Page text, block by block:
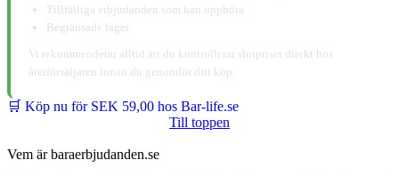
Tillfälliga erbjudanden som kan upphöra
Begränsade lager
Vi rekommenderar alltid att du kontrollerar slutpriset direkt hos
återförsäljaren innan du genomför ditt köp.
🛒 Köp nu för SEK 59,00 hos Bar-life.se
Till toppen
Vem är baraerbjudanden.se